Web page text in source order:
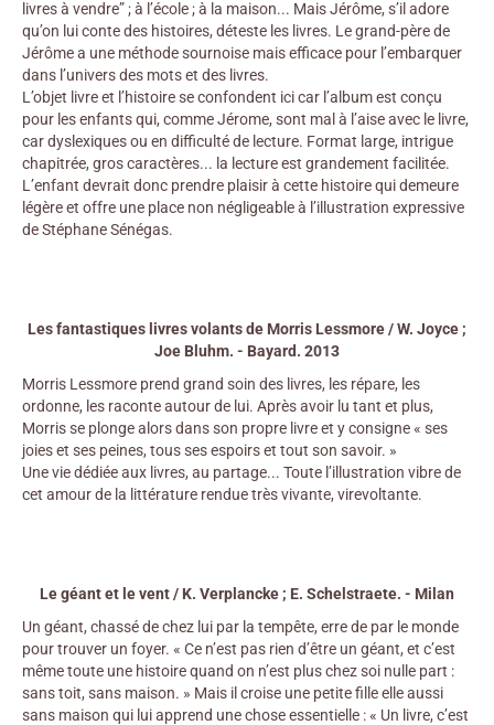
livres à vendre” ; à l’école ; à la maison... Mais Jérôme, s’il adore
qu’on lui conte des histoires, déteste les livres. Le grand-père de
Jérôme a une méthode sournoise mais efficace pour l’embarquer
dans l’univers des mots et des livres.
L’objet livre et l’histoire se confondent ici car l’album est conçu
pour les enfants qui, comme Jérome, sont mal à l’aise avec le livre,
car dyslexiques ou en difficulté de lecture. Format large, intrigue
chapitrée, gros caractères... la lecture est grandement facilitée.
L’enfant devrait donc prendre plaisir à cette histoire qui demeure
légère et offre une place non négligeable à l’illustration expressive
de Stéphane Sénégas.
Les fantastiques livres volants de Morris Lessmore / W. Joyce ;
Joe Bluhm. - Bayard. 2013
Morris Lessmore prend grand soin des livres, les répare, les
ordonne, les raconte autour de lui. Après avoir lu tant et plus,
Morris se plonge alors dans son propre livre et y consigne « ses
joies et ses peines, tous ses espoirs et tout son savoir. »
Une vie dédiée aux livres, au partage... Toute l’illustration vibre de
cet amour de la littérature rendue très vivante, virevoltante.
Le géant et le vent / K. Verplancke ; E. Schelstraete. - Milan
Un géant, chassé de chez lui par la tempête, erre de par le monde
pour trouver un foyer. « Ce n’est pas rien d’être un géant, et c’est
même toute une histoire quand on n’est plus chez soi nulle part :
sans toit, sans maison. » Mais il croise une petite fille elle aussi
sans maison qui lui apprend une chose essentielle : « Un livre, c’est